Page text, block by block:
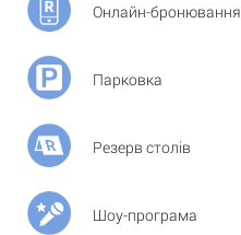
Онлайн-бронювання
Парковка
Резерв столів
Шоу-програма